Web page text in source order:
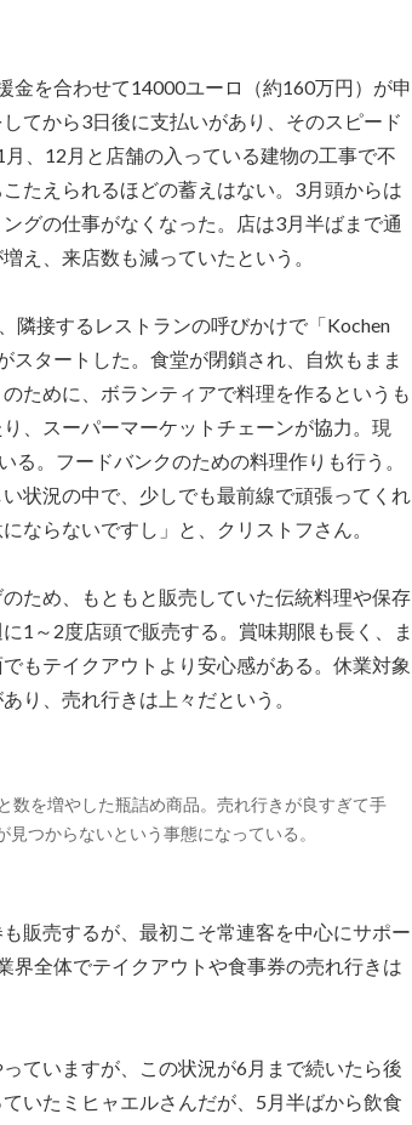
金を合わせて14000ユーロ（約160万円）が申
てから3日後に支払いがあり、そのスピード
、12月と店舗の入っている建物の工事で不
たえられるほどの蓄えはない。3月頭からは
グの仕事がなくなった。店は3月半ばまで通
え、来店数も減っていたという。
隣接するレストランの呼びかけで「Kochen
スタートした。食堂が閉鎖され、自炊もまま
ために、ボランティアで料理を作るというも
、スーパーマーケットチェーンが協力。現
。フードバンクのための料理作りも行う。
状況の中で、少しでも最前線で頑張ってくれ
ならないですし」と、クリストフさん。
ため、もともと販売していた伝統料理や保存
1～2度店頭で販売する。賞味期限も長く、ま
もテイクアウトより安心感がある。休業対象
り、売れ行きは上々だという。
数を増やした瓶詰め商品。売れ行きが良すぎて手
つからないという事態になっている。
販売するが、最初こそ常連客を中心にサポー
界全体でテイクアウトや食事券の売れ行きは
ていますが、この状況が6月まで続いたら後
いたミヒャエルさんだが、5月半ばから飲食